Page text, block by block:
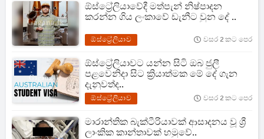
ඕස්ට්‍රේලියාවේදී මත්පැන් නිෂ්පාදන
කරන්න ගිය ලංකාවේ ඩැනීට වුන දේ ..
ඕස්ට්‍රේලියාව වසර 2 කට පෙර
ඕස්ට්‍රේලියාවට යන්න සිටි ඔබ ජුලී
පළවෙනිදා සිට ක්‍රියාත්මක මේ දේ ගැන
දැනුවත්ද..
ඕස්ට්‍රේලියාව වසර 2 කට පෙර
මාරාන්තික බැක්ටීරියාවක් ආසාදනය වූ ශ්‍රී
ලාංකික කාන්තාවක් හමුවේ..